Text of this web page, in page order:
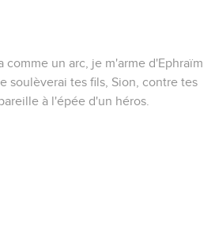
comme un arc, je m'arme d'Ephraïm
soulèverai tes fils, Sion, contre tes
à l'épée d'un héros.